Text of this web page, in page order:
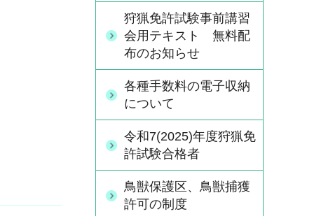
狩猟免許試験事前講習
会用テキスト 無料配
布のお知らせ
各種手数料の電子収納
について
令和7(2025)年度狩猟免
許試験合格者
鳥獣保護区、鳥獣捕獲
許可の制度